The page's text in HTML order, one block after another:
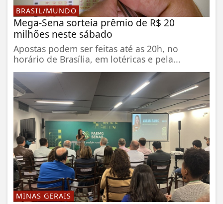
BRASIL/MUNDO
Mega-Sena sorteia prêmio de R$ 20
milhões neste sábado
Apostas podem ser feitas até as 20h, no
horário de Brasília, em lotéricas e pela...
MINAS GERAIS